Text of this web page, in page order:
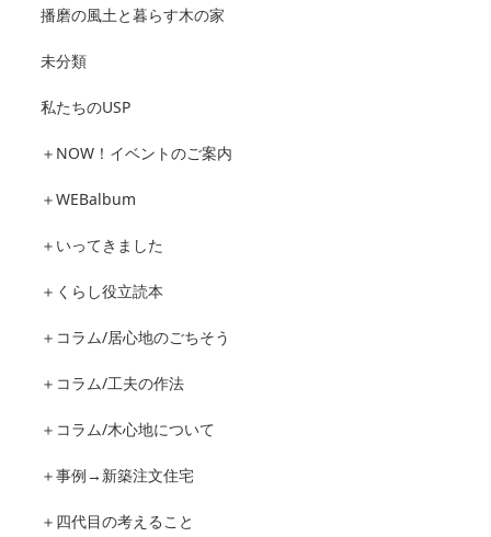
播磨の風土と暮らす木の家
未分類
私たちのUSP
＋NOW！イベントのご案内
＋WEBalbum
＋いってきました
＋くらし役立読本
＋コラム/居心地のごちそう
＋コラム/工夫の作法
＋コラム/木心地について
＋事例→新築注文住宅
＋四代目の考えること